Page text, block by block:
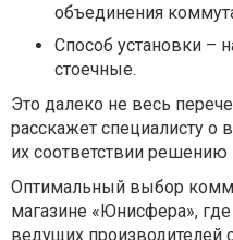
объединения
Способ установки –
стоечные.
Это далеко не весь
расскажет специалисту о
их соответствии решению
Оптимальный выбор
магазине «Юнисфера»,
ведущих производителей